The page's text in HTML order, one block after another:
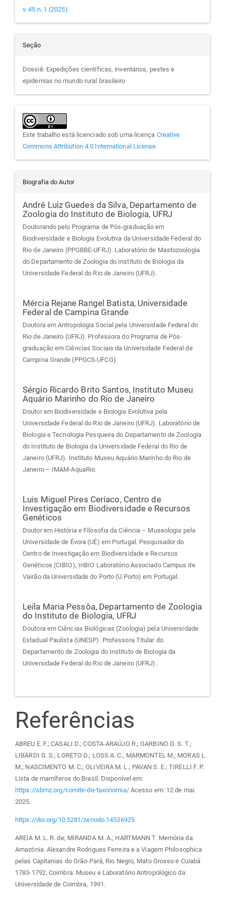
v. 45 n. 1 (2025)
Seção
Dossiê: Expedições científicas, inventários, pestes e
epidemias no mundo rural brasileiro
Este trabalho está licenciado sob uma licença Creative
Commons Attribution 4.0 International License.
Biografia do Autor
André Luiz Guedes da Silva, Departamento de
Zoologia do Instituto de Biologia, UFRJ
Doutorando pelo Programa de Pós-graduação em
Biodiversidade e Biologia Evolutiva da Universidade Federal do
Rio de Janeiro (PPGBBE-UFRJ). Laboratório de Mastozoologia
do Departamento de Zoologia do Instituto de Biologia da
Universidade Federal do Rio de Janeiro (UFRJ).
Mércia Rejane Rangel Batista, Universidade
Federal de Campina Grande
Doutora em Antropologia Social pela Universidade Federal do
Rio de Janeiro (UFRJ). Professora do Programa de Pós-
graduação em Ciências Sociais da Universidade Federal de
Campina Grande (PPGCS-UFCG)
Sérgio Ricardo Brito Santos, Instituto Museu
Aquário Marinho do Rio de Janeiro
Doutor em Biodiversidade e Biologia Evolutiva pela
Universidade Federal do Rio de Janeiro (UFRJ). Laboratório de
Biologia e Tecnologia Pesqueira do Departamento de Zoologia
do Instituto de Biologia da Universidade Federal do Rio de
Janeiro (UFRJ). Instituto Museu Aquário Marinho do Rio de
Janeiro – IMAM-AquaRio.
Luis Miguel Pires Ceríaco, Centro de
Investigação em Biodiversidade e Recursos
Genéticos
Doutor em História e Filosofia da Ciência – Museologia pela
Universidade de Évora (UÉ) em Portugal. Pesquisador do
Centro de Investigação em Biodiversidade e Recursos
Genéticos (CIBIO), InBIO Laboratório Associado Campus de
Vairão da Universidade do Porto (U.Porto) em Portugal.
Leila Maria Pessôa, Departamento de Zoologia
do Instituto de Biologia, UFRJ
Doutora em Ciências Biológicas (Zoologia) pela Universidade
Estadual Paulista (UNESP). Professora Titular do
Departamento de Zoologia do Instituto de Biologia da
Universidade Federal do Rio de Janeiro (UFRJ).
Referências
ABREU E. F.; CASALI D.; COSTA-ARAÚJO R.; GARBINO G. S. T.;
LIBARDI G. S.; LORETO D.; LOSS A. C.; MARMONTEL M.; MORAS L.
M.; NASCIMENTO M. C.; OLIVEIRA M. L.; PAVAN S. E.; TIRELLI F. P.
Lista de mamíferos do Brasil. Disponível em:
https://sbmz.org/comite-de-taxonomia/Acesso em: 12 de mai.
2025.
https://doi.org/10.5281/zenodo.14536925
AREIA M. L. R. de; MIRANDA M. A.; HARTMANN T. Memória da
Amazónia. Alexandre Rodrigues Ferreira e a Viagem Philosophica
pelas Capitanias do Grão-Pará, Rio Negro, Mato Grosso e Cuiabá
1783-1792. Coimbra: Museu e Laboratório Antropológico da
Universidade de Coimbra, 1991.